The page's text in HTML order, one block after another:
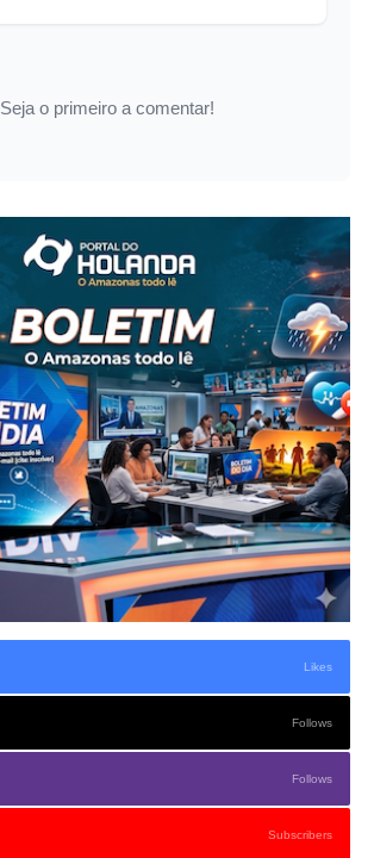
Seja o primeiro a comentar!
Likes
Follows
Follows
Subscribers